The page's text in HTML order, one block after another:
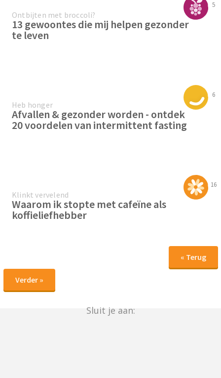
5
Ontbijten met broccoli?
13 gewoontes die mij helpen gezonder
te leven
6
Heb honger
Afvallen & gezonder worden - ontdek
20 voordelen van intermittent fasting
16
Klinkt vervelend
Waarom ik stopte met cafeïne als
koffieliefhebber
« Terug
Verder »
Sluit je aan: